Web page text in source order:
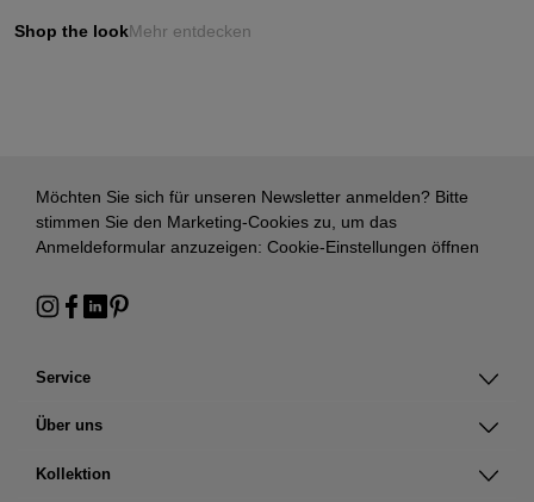
Shop the lookMehr entdecken
Service
Über uns
Kollektion
Möchten Sie sich für unseren Newsletter anmelden? Bitte
stimmen Sie den Marketing-Cookies zu, um das
Anmeldeformular anzuzeigen: Cookie-Einstellungen öffnen